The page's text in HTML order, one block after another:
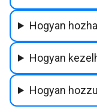
Hogyan
Hogyan
Hogyan